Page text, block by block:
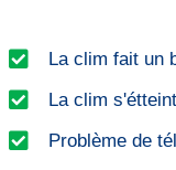
La clim fait un
La clim
Problème de